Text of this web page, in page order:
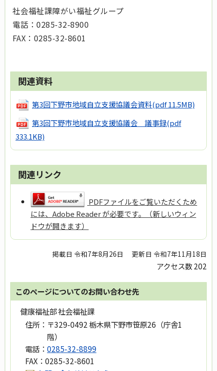
社会福祉課障がい福祉グループ
電話：0285-32-8900
FAX：0285-32-8601
関連資料
第3回下野市地域自立支援協議会資料(pdf 11.5MB)
第3回下野市地域自立支援協議会 議事録(pdf
333.1KB)
関連リンク
PDFファイルをご覧いただくため
には、Adobe Reader が必要です。（新しいウィン
ドウが開きます）
掲載日 令和7年8月26日 更新日 令和7年11月18日
アクセス数202
このページについてのお問い合わせ先
健康福祉部 社会福祉課
住所： 〒329-0492 栃木県下野市笹原26（庁舎1
階）
電話： 0285-32-8899
FAX： 0285-32-8601